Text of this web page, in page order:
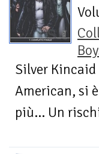
Silver
American, si
più... Un